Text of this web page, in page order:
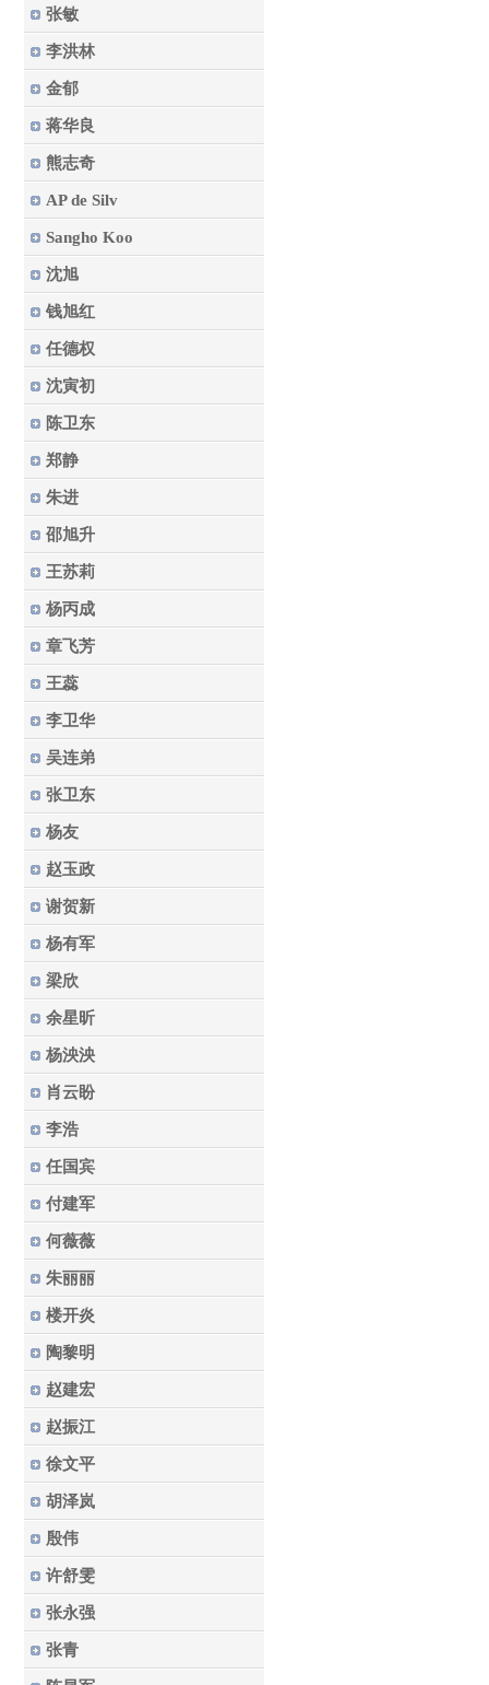
张敏
李洪林
金郁
蒋华良
熊志奇
AP de Silv
Sangho Koo
沈旭
钱旭红
任德权
沈寅初
陈卫东
郑静
朱进
邵旭升
王苏莉
杨丙成
章飞芳
王蕊
李卫华
吴连弟
张卫东
杨友
赵玉政
谢贺新
杨有军
梁欣
余星昕
杨泱泱
肖云盼
李浩
任国宾
付建军
何薇薇
朱丽丽
楼开炎
陶黎明
赵建宏
赵振江
徐文平
胡泽岚
殷伟
许舒雯
张永强
张青